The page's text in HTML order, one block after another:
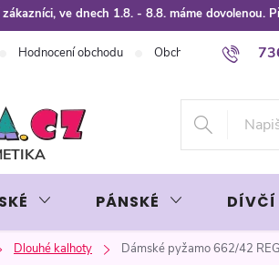
zákazníci, ve dnech 1.8. - 8.8. máme dovolenou.
Hodnocení obchodu Obchodní podmínky
PÁNSKÉ DÍVČÍ
Dlouhé kalhoty Dámské pyžamo 662/42